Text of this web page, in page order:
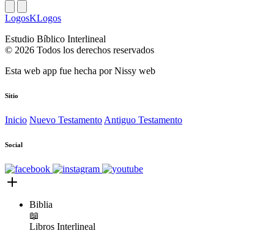
LogosKLogos
Estudio Bíblico Interlineal
© 2026 Todos los derechos reservados
Esta web app fue hecha porNissy web
Sitio
Inicio Nuevo Testamento Antiguo Testamento
Social
Biblia
📖
Libros Interlineal